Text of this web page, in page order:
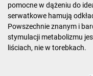
pomocne w dążeniu do
serwatkowe hamują
Powszechnie znanym i
stymulacji metabolizmu
liściach, nie w torebkach.